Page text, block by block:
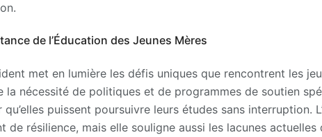
de l’Éducation des Jeunes Mères
met en lumière les défis uniques que rencontrent les
la nécessité de politiques et de programmes de soutien
qu’elles puissent poursuivre leurs études sans interruption.
de résilience, mais elle souligne aussi les lacunes actuelles